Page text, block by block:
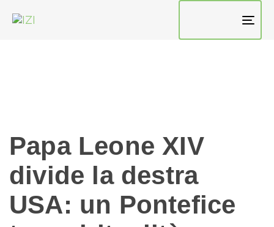
Papa Leone XIV
divide la destra
USA: un Pontefice